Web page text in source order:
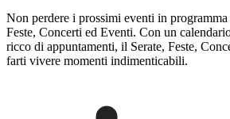
Non perdere i prossimi eventi in programma
Feste, Concerti ed Eventi. Con un
ricco di appuntamenti, il Serate, Feste,
farti vivere momenti indimenticabili.